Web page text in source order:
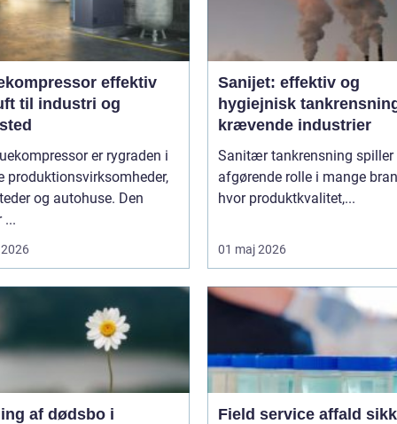
effektiv
til industri og
er rygraden i
produktionsvirksomheder,
og autohuse. Den
...
Sanijet: effektiv og
hygiejnisk
krævende industrier
Sanitær tankrensning spiller
afgørende rolle i mange
hvor produktkvalitet,...
01 maj 2026
af dødsbo i
Field service affald sikker